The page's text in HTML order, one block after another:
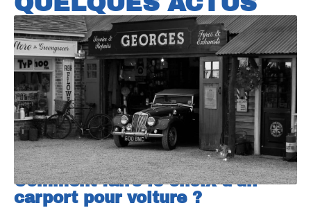
Comment faire le choix d’un
carport pour voiture ?